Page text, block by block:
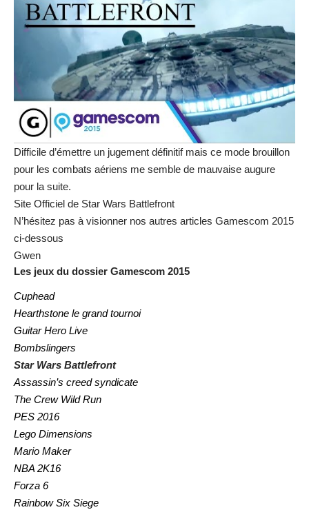
Difficile d’émettre un jugement définitif mais ce mode brouillon
pour les combats aériens me semble de mauvaise augure
pour la suite.
Site Officiel de Star Wars Battlefront
N’hésitez pas à visionner nos autres articles Gamescom 2015
ci-dessous
Gwen
Les jeux du dossier Gamescom 2015
Cuphead
Hearthstone le grand tournoi
Guitar Hero Live
Bombslingers
Star Wars Battlefront
Assassin’s creed syndicate
The Crew Wild Run
PES 2016
Lego Dimensions
Mario Maker
NBA 2K16
Forza 6
Rainbow Six Siege